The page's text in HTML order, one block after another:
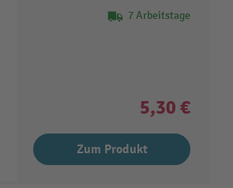
7 Arbeitstage
5,30 €
Zum Produkt